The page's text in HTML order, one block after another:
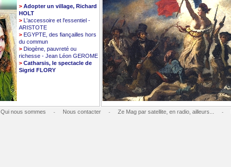
> Adopter un village, Richard
HOLT
> L'accessoire et l'essentiel -
ARISTOTE
> EGYPTE, des fiançailles hors
du commun
> Diogène, pauvreté ou
richesse - Jean Léon GEROME
> Catharsis, le spectacle de
Sigrid FLORY
Qui nous sommes - Nous contacter - Ze Mag par satellite, en radio, ailleurs... -